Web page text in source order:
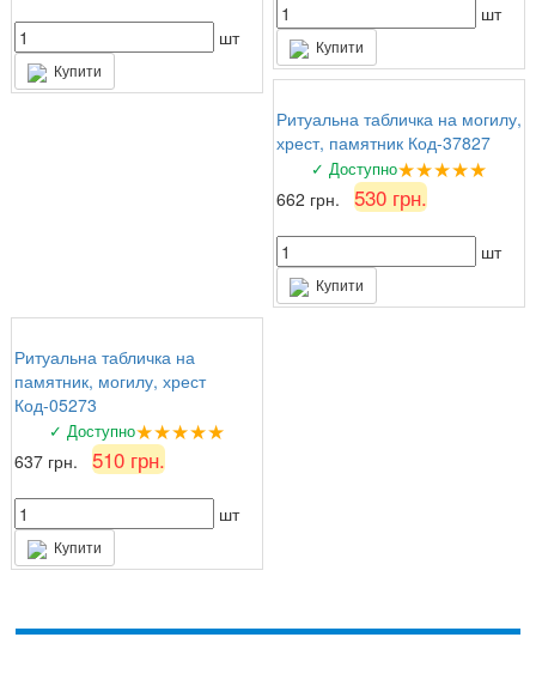
шт
Купити
шт
Купити
Ритуальна табличка на могилу,
хрест, памятник Код-37827
✓ Доступно★★★★★
662 грн. 530 грн.
шт
Купити
Ритуальна табличка на
памятник, могилу, хрест
Код-05273
✓ Доступно★★★★★
637 грн. 510 грн.
шт
Купити